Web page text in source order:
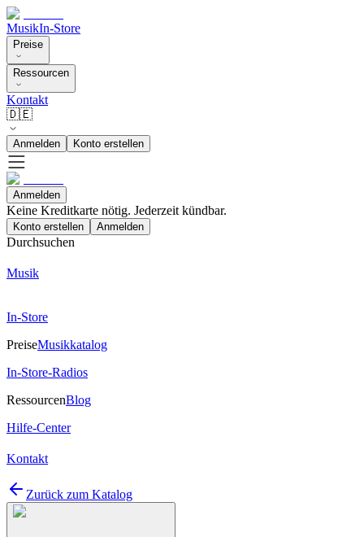
MusikIn-Store
Preise
Ressourcen
Kontakt
🇩🇪
Anmelden Konto erstellen
Anmelden
Keine Kreditkarte nötig. Jederzeit kündbar.
Konto erstellen Anmelden
Durchsuchen
Musik
In-Store
PreiseMusikkatalog
In-Store-Radios
RessourcenBlog
Hilfe-Center
Kontakt
Zurück zum Katalog